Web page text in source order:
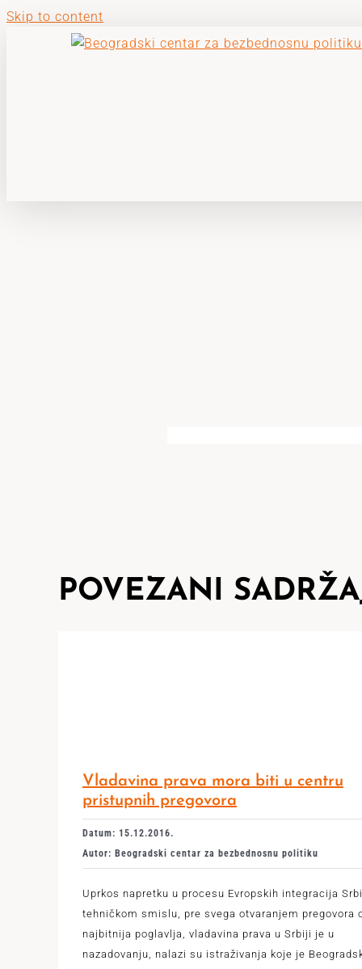
Skip to content
POVEZANI
Vladavina prava mora biti u centru
pristupnih pregovora
Datum: 15.12.2016.
Autor: Beogradski centar za bezbednosnu politiku
Uprkos napretku u procesu Evropskih integracija
tehničkom smislu, pre svega otvaranjem pregovora
najbitnija poglavlja, vladavina prava u Srbiji je u
nazadovanju, nalazi su istraživanja koje je